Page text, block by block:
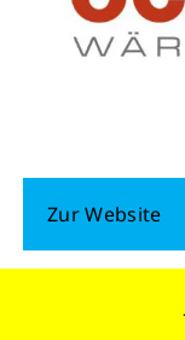
Zur Website